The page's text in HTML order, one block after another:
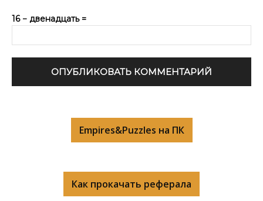
16 − двенадцать =
Empires&Puzzles на ПК
Как прокачать реферала